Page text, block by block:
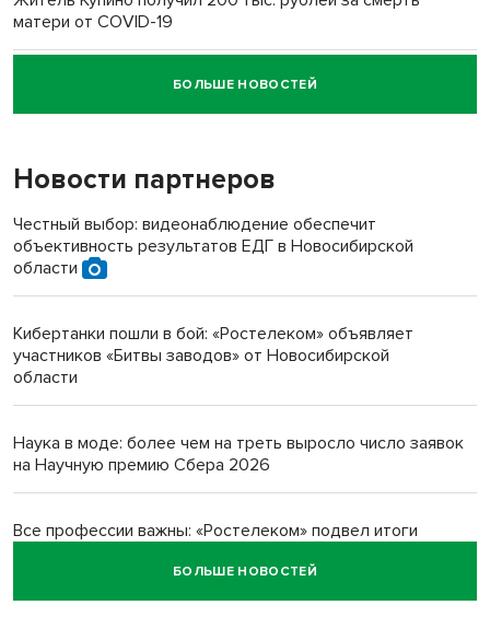
матери от COVID-19
Новосибирский суд наказал водителя за смерть
пенсионерки на вокзале
«Мы живём на пастбище!»: в новосибирском селе лошади
терроризируют жителей
Инвалид получил условный срок за избиение врачей
протезом под Новосибирском
Новосибирский преподаватель с женой вошли в топ-16
многодетных в России
Обновлённое отделение ВТБ открылось в Искитиме
БОЛЬШЕ НОВОСТЕЙ
Новости партнеров
Честный выбор: видеонаблюдение обеспечит
объективность результатов ЕДГ в Новосибирской
области
Кибертанки пошли в бой: «Ростелеком» объявляет
участников «Битвы заводов» от Новосибирской
области
Наука в моде: более чем на треть выросло число заявок
на Научную премию Сбера 2026
Все профессии важны: «Ростелеком» подвел итоги
БОЛЬШЕ НОВОСТЕЙ